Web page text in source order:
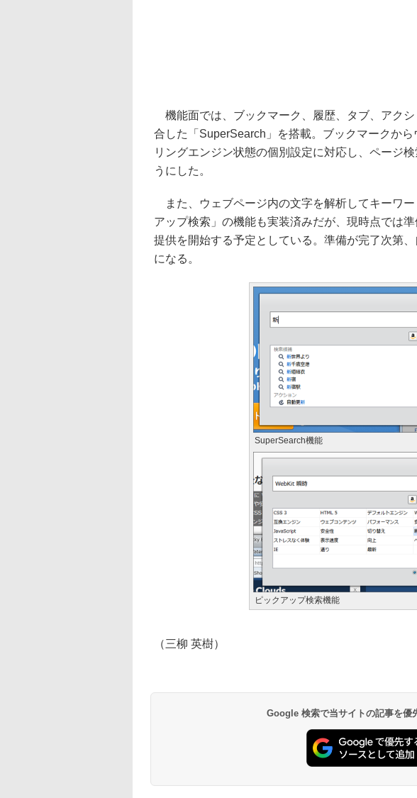
機能面では、ブックマーク、履歴、タブ、アク
合した「SuperSearch」を搭載。ブックマークか
リングエンジン状態の個別設定に対応し、ページ
うにした。
また、ウェブページ内の文字を解析してキーワ
アップ検索」の機能も実装済みだが、現時点では
提供を開始する予定としている。準備が完了次第
になる。
SuperSearch機能
ピックアップ検索機能
（三柳 英樹）
Google 検索で当サイトの記事を優